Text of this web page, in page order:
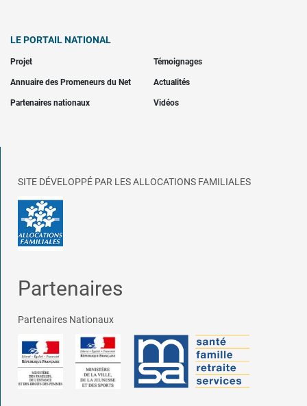
LE PORTAIL NATIONAL
Projet Témoignages
Annuaire des Promeneurs du Net Actualités
Partenaires nationaux Vidéos
SITE DÉVELOPPÉ PAR LES ALLOCATIONS FAMILIALES
Partenaires
Partenaires Nationaux